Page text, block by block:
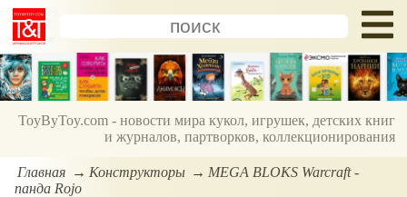
ToyByToy.com - новости мира кукол, игрушек, детских книг
и журналов, партворков, коллекционирования
Главная Конструкторы
MEGA BLOKS Warcraft -
панда Rojo